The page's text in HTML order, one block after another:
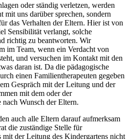
oder ständig verletzen, werden
uns darüber sprechen, sondern
das Verhalten der Eltern. Hier ist von
Sensibilität verlangt, solche
richtig zu beantworten. Wir
im Team, wenn ein Verdacht von
und versuchen im Kontakt mit den
daran ist. Da die pädagogische
einen Familientherapeuten gegeben
Gespräch mit der Leitung und der
mit dem oder der
Wunsch der Eltern.
auch alle Eltern darauf aufmerksam
die zuständige Stelle für
mit der Leitung des Kindergartens nicht